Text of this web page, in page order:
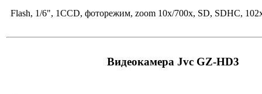
Flash, 1/6", 1CCD, фоторежим, zoom 10x/700x, SD, SDHC,
Видеокамера Jvc GZ-HD3